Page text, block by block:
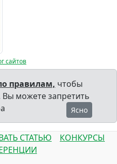
сайтов
правилам, чтобы
Вы можете запретить
Ясно
СТАТЬЮ
КОНКУРСЫ